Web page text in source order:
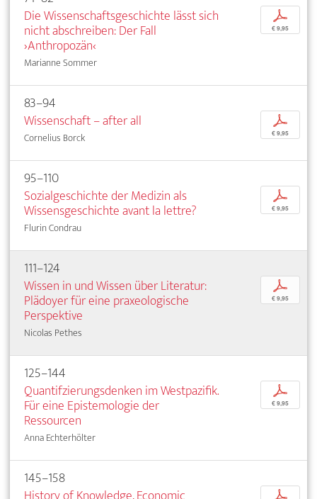
Die Wissenschaftsgeschichte lässt sich
nicht abschreiben: Der Fall
›Anthropozän‹
Marianne Sommer
p
€ 9,95
83–94
Wissenschaft – after all
Cornelius Borck
p
€ 9,95
95–110
Sozialgeschichte der Medizin als
Wissensgeschichte avant la lettre?
Flurin Condrau
p
€ 9,95
111–124
Wissen in und Wissen über Literatur:
Plädoyer für eine praxeologische
Perspektive
Nicolas Pethes
p
€ 9,95
125–144
Quantifzierungsdenken im Westpazifik.
Für eine Epistemologie der
Ressourcen
Anna Echterhölter
p
€ 9,95
145–158
p